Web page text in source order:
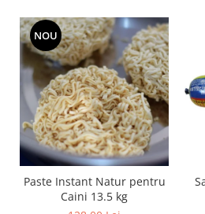
NOU
Paste Instant Natur pentru
Caini 13.5 kg